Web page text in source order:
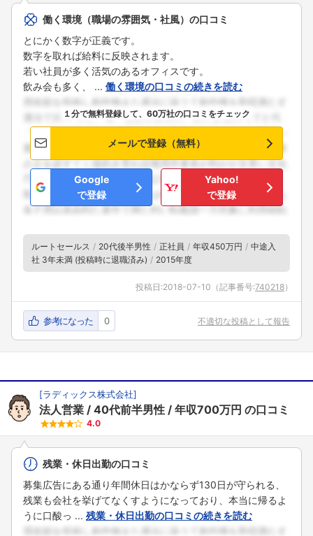
働く環境（職場の雰囲気・社風）の口コミ
とにかく数字が正義です。
数字を取れば給料に反映されます。
若い社員が多く活気のあるオフィスです。
飲み会も多く、 ... 働く環境の口コミの続きを読む
１分で無料登録して、60万社の口コミをチェック
メールで登録（無料）
Google
で登録
Yahoo!
で登録
ルートセールス 20代後半男性 正社員 年収450万円
中途入
社 3年未満 (投稿時に退職済み)
2015年度
投稿日:2018-07-10 （記事番号:740218）
参考になった 0 不適切な投稿として報告
[ラディックス株式会社]
法人営業 40代前半男性 年収700万円 の口コミ
4.0
残業・休日出勤の口コミ
募集広告にある通り年間休日はかならず130日が守られる、
残業も会社を挙げてなくすようになっており、本当に帰るよ
うに口酸っ ... 残業・休日出勤の口コミの続きを読む